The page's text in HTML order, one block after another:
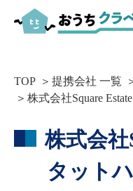
TOP 提携会社 一覧
株式会社Square
株式会
タット